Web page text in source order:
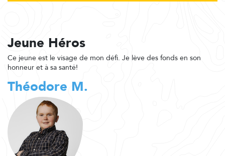
Jeune Héros
Ce jeune est le visage de mon défi. Je lève des fonds en son
honneur et à sa santé!
Théodore M.